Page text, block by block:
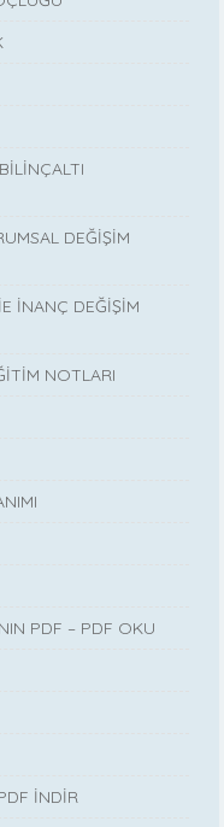
DEĞİŞİM
İNANÇ DEĞİŞİM
NOTLARI
PDF – PDF OKU
İNDİR